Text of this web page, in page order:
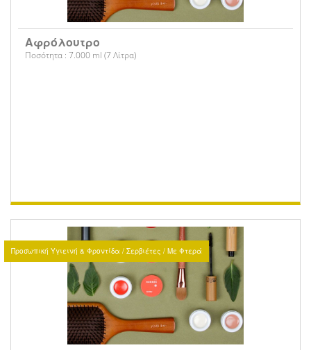
Αφρόλουτρο
Ποσότητα : 7.000 ml (7 Λίτρα)
Προσωπική Υγιεινή & Φροντίδα / Σερβιέτες / Με Φτερά